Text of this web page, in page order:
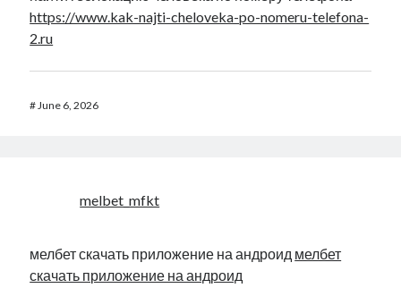
https://www.kak-najti-cheloveka-po-nomeru-telefona-
2.ru
#June 6, 2026
melbet_mfkt
мелбет скачать приложение на андроид мелбет
скачать приложение на андроид